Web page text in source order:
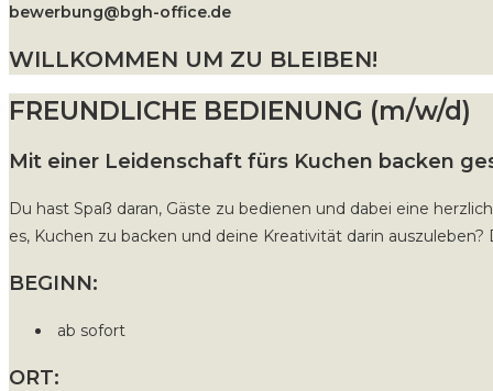
bewerbung@bgh-office.de
WILLKOMMEN UM ZU BLEIBEN!
FREUNDLICHE BEDIENUNG (m/w/d)
Mit einer Leidenschaft fürs Kuchen backen
Du hast Spaß daran, Gäste zu bedienen und dabei eine
es, Kuchen zu backen und deine Kreativität darin
BEGINN:
ab sofort
ORT: